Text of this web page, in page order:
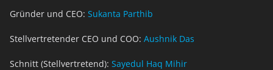
Gründer und CEO: Sukanta Parthib
Stellvertretender CEO und COO: Aushnik Das
Schnitt (Stellvertretend): Sayedul Haq Mihir